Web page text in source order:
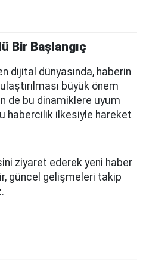
Bir Başlangıç
dijital dünyasında, haberin
büyük önem
de bu dinamiklere uyum
habercilik ilkesiyle hareket
ziyaret ederek yeni haber
güncel gelişmeleri takip